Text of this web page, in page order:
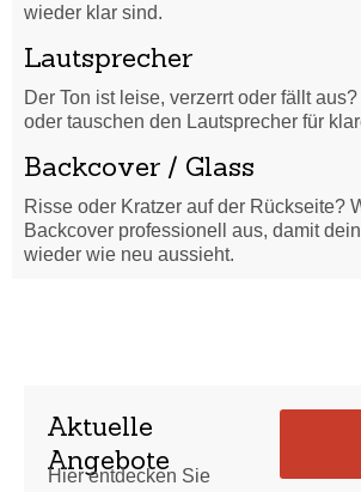
wieder klar sind.
Lautsprecher
Der Ton ist leise, verzerrt oder fällt
oder tauschen den Lautsprecher für
Backcover / Glass
Risse oder Kratzer auf der Rückseite?
Backcover professionell aus, damit
wieder wie neu aussieht.
Aktuelle
Angebote
Hier entdecken Sie